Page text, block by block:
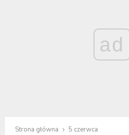
ad
Strona główna 5 czerwca